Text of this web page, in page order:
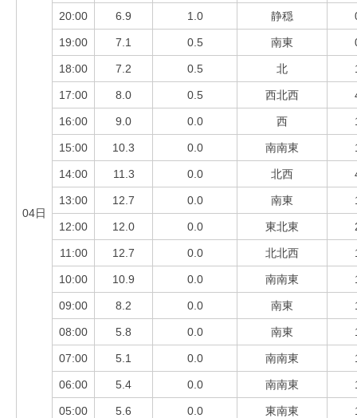
04日
20:00 6.9 1.0 静穏
19:00 7.1 0.5 南東
18:00 7.2 0.5 北
17:00 8.0 0.5 西北西
16:00 9.0 0.0 西
15:00 10.3 0.0 南南東
14:00 11.3 0.0 北西
13:00 12.7 0.0 南東
12:00 12.0 0.0 東北東
11:00 12.7 0.0 北北西
10:00 10.9 0.0 南南東
09:00 8.2 0.0 南東
08:00 5.8 0.0 南東
07:00 5.1 0.0 南南東
06:00 5.4 0.0 南南東
05:00 5.6 0.0 東南東